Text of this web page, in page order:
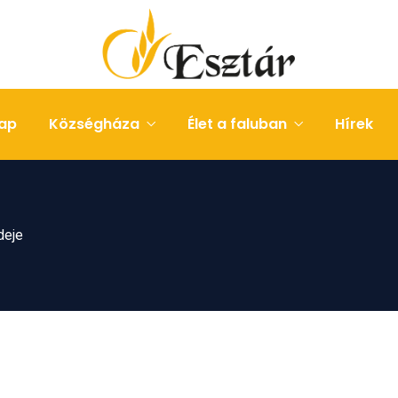
Községháza Élet a faluban Hírek